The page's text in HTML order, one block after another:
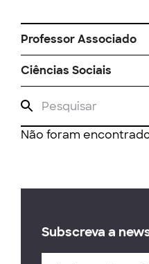
Professor Associado
Ciências Sociais
Não foram
Subscreva a